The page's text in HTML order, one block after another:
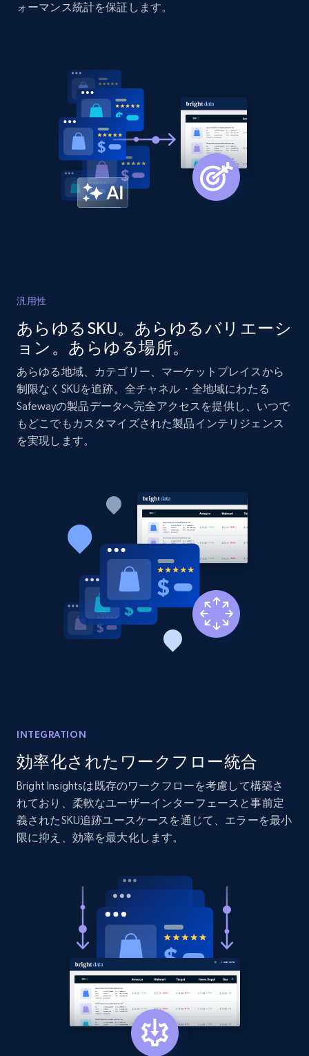
URL, Domain, Country code, Model number,
Sku, Product id, Product name, Manufacturer,
and more.
2.1K+ 352+ 今すぐ始める
Home Depot US - Discover products by
Home Depot US - Discover products by
specified UPC
URL, Domain, Country code, Model number,
Sku, Product id, Product name, Manufacturer,
Home Depot US - Discovery products by
specific category URL
URL, Domain, Country code, Model number,
Sku, Product id, Product name, Manufacturer,
and more.
Etsy
URL, Product id, Listing inventory id, Title, Rating,
Reviews count shop, Reviews count item, Initial
price, and more.
1.9K+ 322+ 今すぐ始める
Etsy - Collect data on products using
specified keywords
URL, Product id, Listing inventory id, Title, Rating,
Reviews count shop, Reviews count item, Initial
price, and more.
322+ 今すぐ始める
ォーマンス統計を保証します。
汎用性
あらゆるSKU。あらゆるバリエーシ
ョン。あらゆる場所。
あらゆる地域、カテゴリー、マーケットプレイスから
制限なくSKUを追跡。全チャネル・全地域にわたる
Safewayの製品データへ完全アクセスを提供し、いつで
もどこでもカスタマイズされた製品インテリジェンス
を実現します。
INTEGRATION
効率化されたワークフロー統合
Bright Insightsは既存のワークフローを考慮して構築さ
れており、柔軟なユーザーインターフェースと事前定
義されたSKU追跡ユースケースを通じて、エラーを最小
限に抑え、効率を最大化します。